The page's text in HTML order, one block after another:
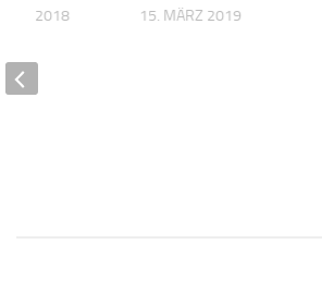
15. MÄRZ 2019
2018